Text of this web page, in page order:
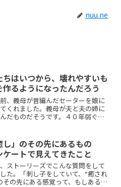
nuu.ne
ちはいつから、壊れやすいも
作るようになったんだろう
、義母が昔編んだセーターを娘に
くれました。義母が夫と夫の姉に
だものだそうです。４０年弱ぐら
し」のその先にあるもの
ケートで見えてきたこと
ストーリーズでこんな質問をして
た。「刺し子をしていて、“癒され
その先にある感覚って、もしあると